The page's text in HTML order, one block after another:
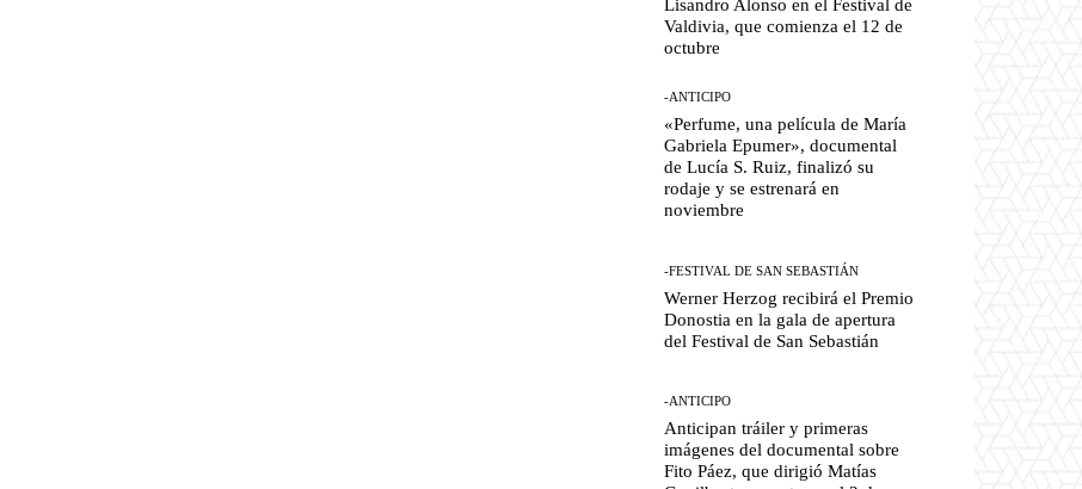
Lisandro Alonso en el Festival de
Valdivia, que comienza el 12 de
octubre
-ANTICIPO
«Perfume, una película de María
Gabriela Epumer», documental
de Lucía S. Ruiz, finalizó su
rodaje y se estrenará en
noviembre
-FESTIVAL DE SAN SEBASTIÁN
Werner Herzog recibirá el Premio
Donostia en la gala de apertura
del Festival de San Sebastián
-ANTICIPO
Anticipan tráiler y primeras
imágenes del documental sobre
Fito Páez, que dirigió Matías